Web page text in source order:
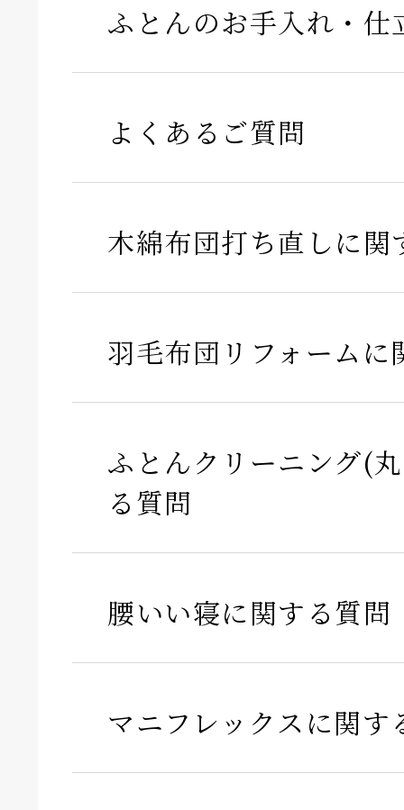
ふとんのお手入れ・仕
よくあるご質問
木綿布団打ち直しに関
羽毛布団リフォームに
ふとんクリーニング(
る質問
腰いい寝に関する質問
マニフレックスに関す